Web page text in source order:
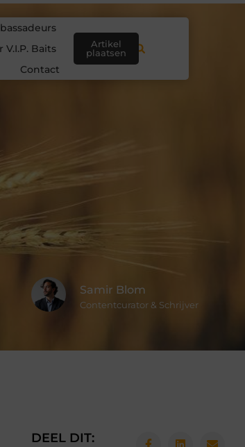
V.I.P. Baits
Contact
Artikel
plaatsen
Samir Blom
Contentcurator & Schrijver
DEEL DIT: